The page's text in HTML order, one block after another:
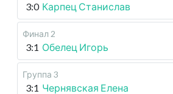
3:0 Карпец Станислав
Финал 2
3:1 Обелец Игорь
Группа 3
3:1 Чернявская Елена